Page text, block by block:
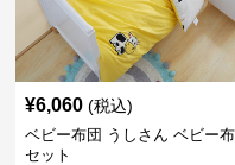
¥6,060 (税込)
ベビー布団 うしさん ベビー
セット